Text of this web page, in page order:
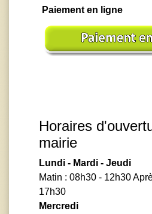
Paiement en ligne
Horaires
mairie
Lundi - Mardi - Jeudi
Matin : 08h30 - 12h30
17h30
Mercredi